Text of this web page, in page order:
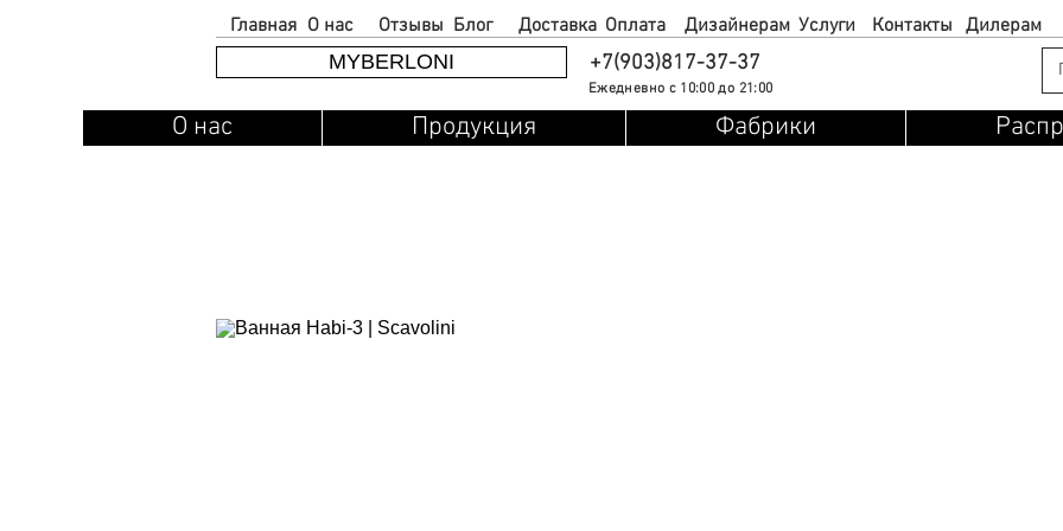
Главная Доставка
О нас Отзывы Блог Оплата Дилерам
Дизайнерам Услуги
Контакты
MYBERLONI
+7(903)817-37-37
Ежедневно с 10:00 до 21:00
О нас Продукция Фабрики